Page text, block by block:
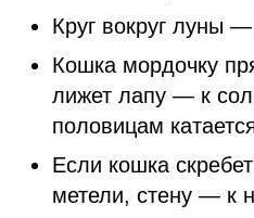
Круг вокруг луны
Кошка мордочку
лижет лапу — к
половицам
Если кошка
метели, стену — к